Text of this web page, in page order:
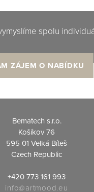
spolu
ZÁJEM O NABÍDKU
Bematech s.r.o.
Košíkov 76
595 01 Velká Bíteš
Czech Republic
+420 773 161 993
info@artmood.eu